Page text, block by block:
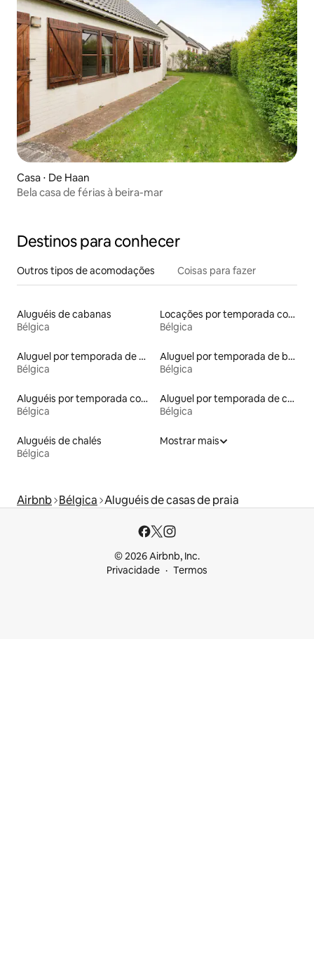
Casa ⋅ De Haan
Bela casa de férias à beira-mar
Destinos para conhecer
Outros tipos de acomodações Coisas para fazer
Aluguéis de cabanas
Bélgica
Locações por temporada com piscina
Bélgica
Aluguel por temporada de microcasas
Bélgica
Aluguel por temporada de barcos
Bélgica
Aluguéis por temporada com caiaque
Bélgica
Aluguel por temporada de cabanas de pastor
Bélgica
Aluguéis de chalés
Bélgica
Mostrar mais
Airbnb Bélgica Aluguéis de casas de praia
© 2026 Airbnb, Inc.
Privacidade
Termos